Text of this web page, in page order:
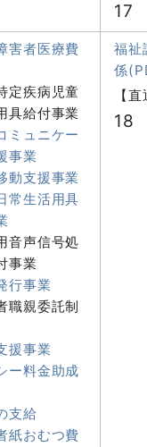
17
害者医療費
定疾病児童
具給付事業
ミュニケー
事業
動支援事業
常生活用具
音声信号処
事業
行事業
職親委託制
援事業
ー料金助成
支給
紙おむつ費
福祉
係
【
18